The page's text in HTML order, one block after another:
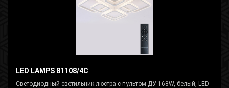
LED LAMPS 81108/4C
Светодиодный светильник люстра с пультом ДУ 168W, белый, LED